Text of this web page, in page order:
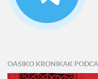
OASIKO KRONIKAK